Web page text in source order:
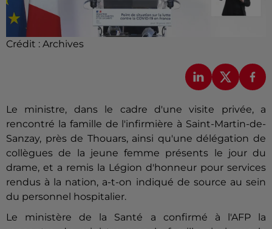
Crédit : Archives
Le ministre, dans le cadre d'une visite privée, a
rencontré la famille de l'infirmière à Saint-Martin-de-
Sanzay, près de Thouars, ainsi qu'une délégation de
collègues de la jeune femme présents le jour du
drame, et a remis la Légion d'honneur pour services
rendus à la nation, a-t-on indiqué de source au sein
du personnel hospitalier.
Le ministère de la
Santé
a confirmé à l'AFP la